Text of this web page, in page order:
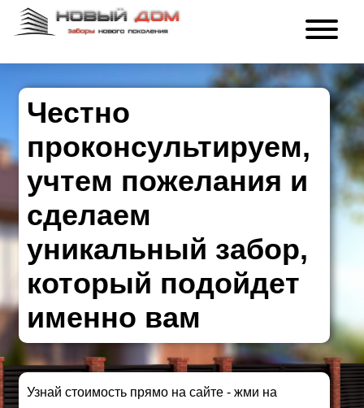
Честно
проконсультируем,
учтем пожелания и
сделаем
уникальный забор,
который подойдет
именно вам
Узнай стоимость прямо на сайте - жми на